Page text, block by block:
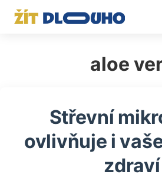
aloe
Střevní
ovlivňuje i
zdraví